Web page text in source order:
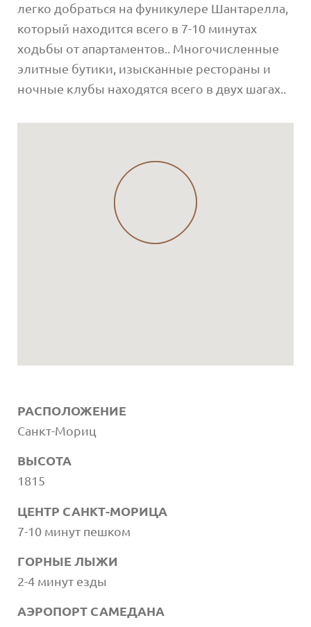
легко добраться на фуникулере Шантарелла,
который находится всего в 7-10 минутах
ходьбы от апартаментов.. Многочисленные
элитные бутики, изысканные рестораны и
ночные клубы находятся всего в двух шагах..
РАСПОЛОЖЕНИЕ
Санкт-Мориц
ВЫСОТА
1815
ЦЕНТР САНКТ-МОРИЦА
7-10 минут пешком
ГОРНЫЕ ЛЫЖИ
2-4 минут езды
АЭРОПОРТ САМЕДАНА